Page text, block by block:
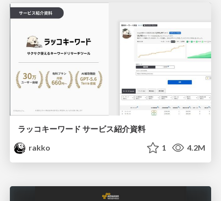
ラッコキーワード サービス紹介資料
rakko
1 4.2M